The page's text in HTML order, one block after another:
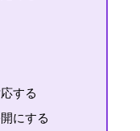
する
にする